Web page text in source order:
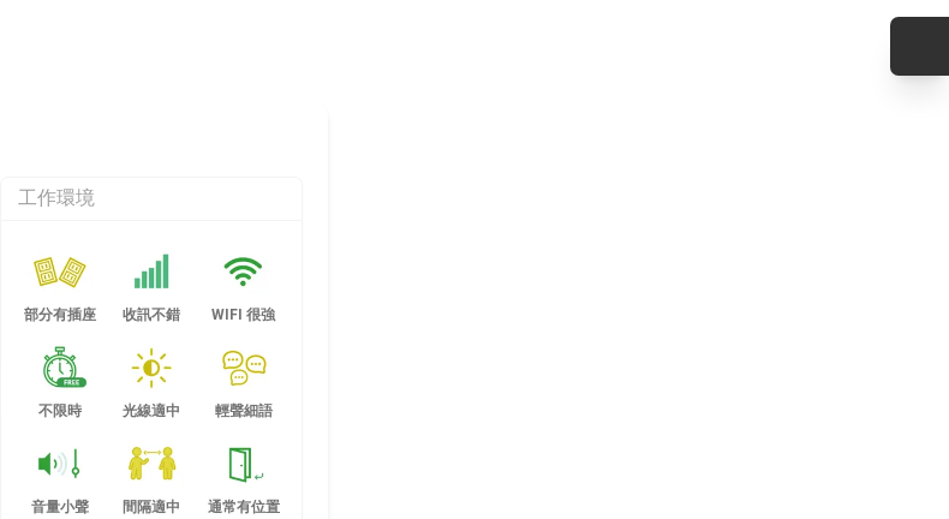
工作環境
部分有插座 收訊不錯 WIFI 很強
不限時 光線適中 輕聲細語
音量小聲 間隔適中 通常有位置